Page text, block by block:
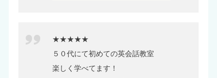
★★★★★
５０代にて初めての英会話教室
楽しく学べてます！